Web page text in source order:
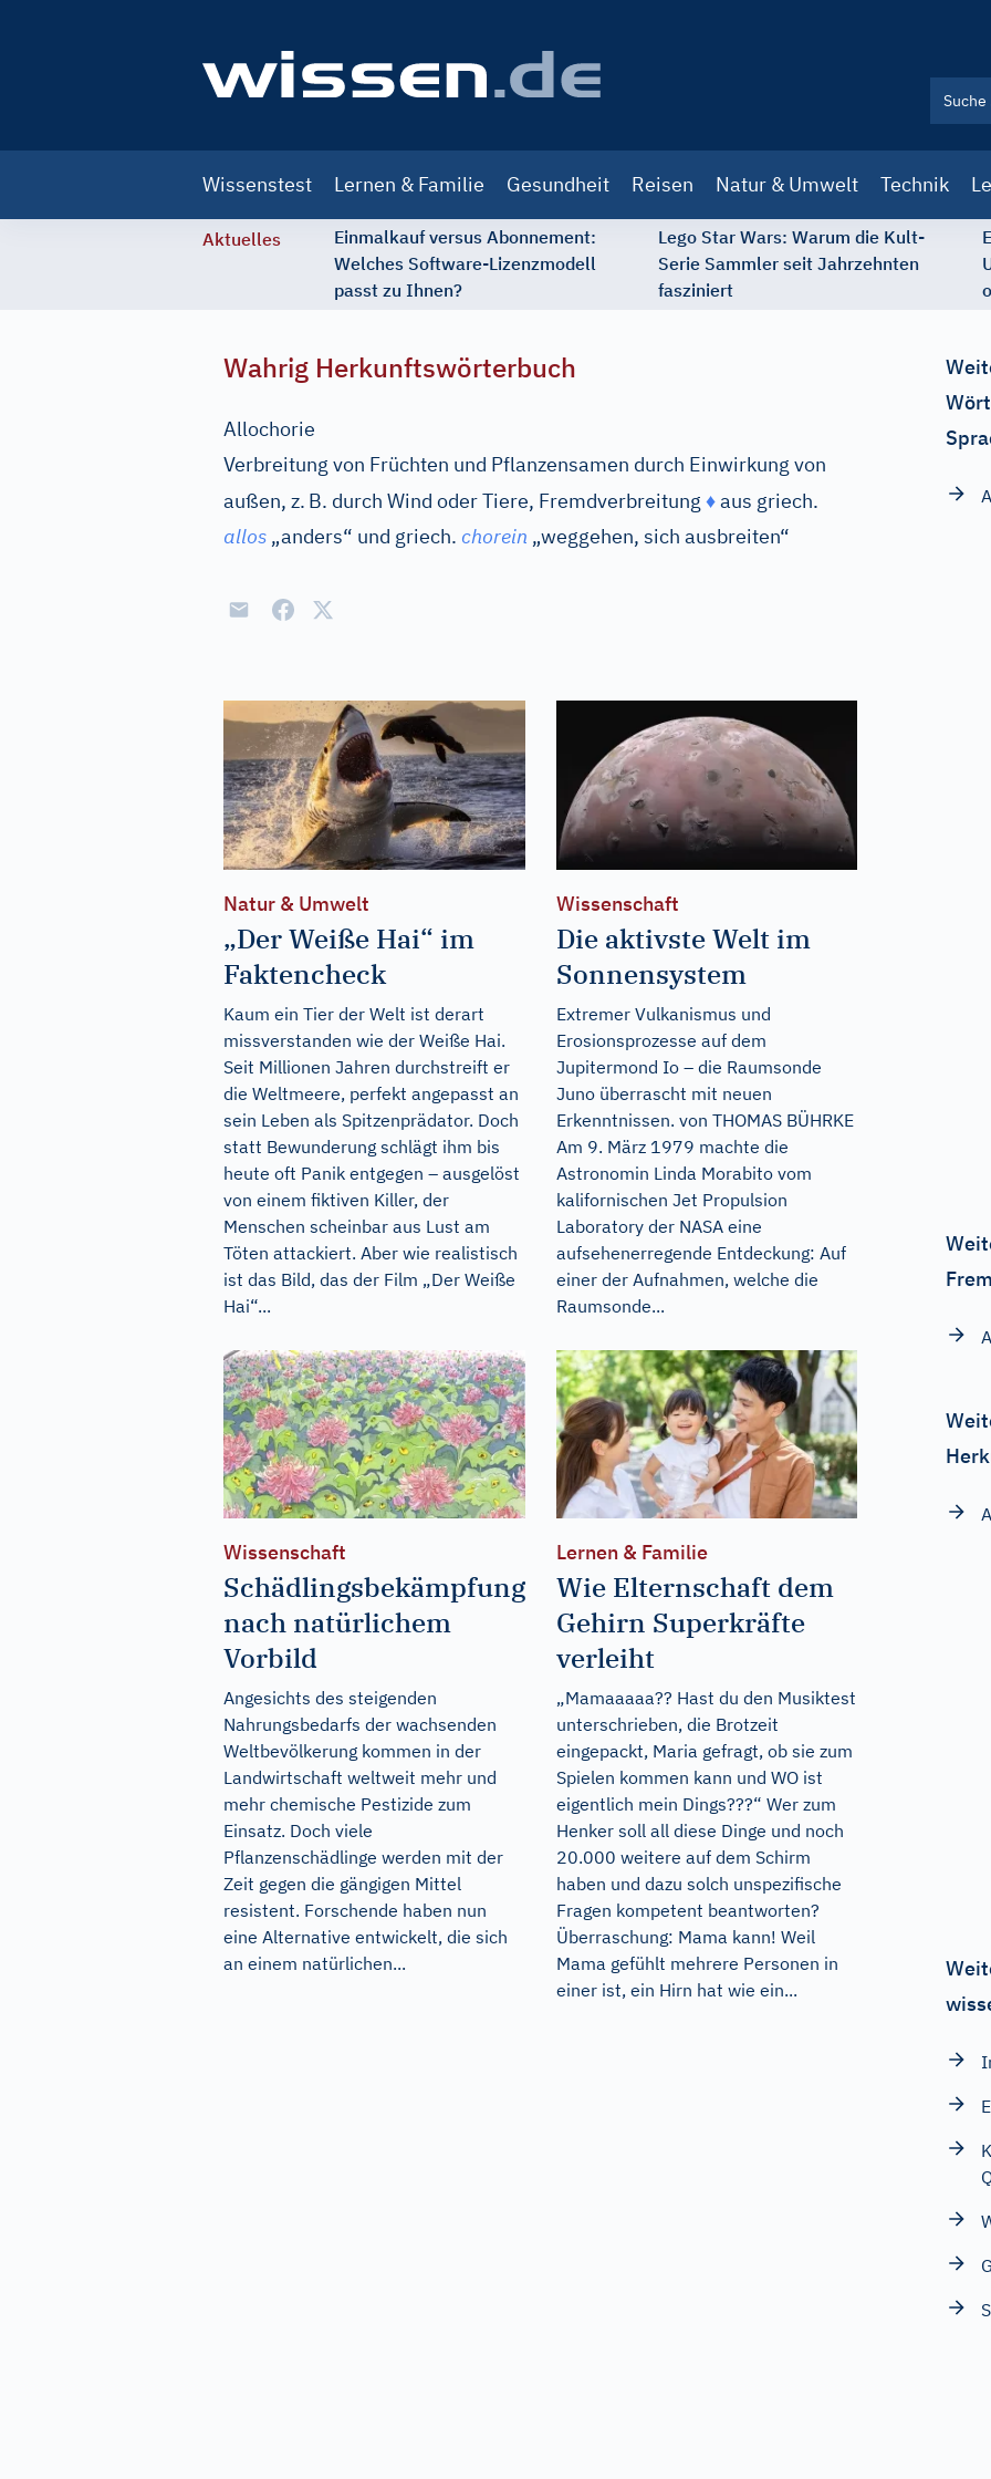
navigation
Wissenstest Lernen & Familie Gesundheit Reisen Natur & Umwelt Technik
Aktuelles
Einmalkauf versus Abonnement:
Welches Software-Lizenzmodell
passt zu Ihnen?
Lego Star Wars: Warum die Kult-
Serie Sammler seit Jahrzehnten
fasziniert
Wahrig Herkunftswörterbuch
Allochorie
Verbreitung von Früchten und Pflanzensamen durch Einwirkung von
außen, z. B. durch Wind oder Tiere, Fremdverbreitung ♦aus griech.
allos „anders“ und griech. chorein „weggehen, sich ausbreiten“
Natur & Umwelt
„Der Weiße Hai“ im
Faktencheck
Kaum ein Tier der Welt ist derart
missverstanden wie der Weiße Hai.
Seit Millionen Jahren durchstreift er
die Weltmeere, perfekt angepasst an
sein Leben als Spitzenprädator. Doch
statt Bewunderung schlägt ihm bis
heute oft Panik entgegen – ausgelöst
von einem fiktiven Killer, der
Menschen scheinbar aus Lust am
Töten attackiert. Aber wie realistisch
ist das Bild, das der Film „Der Weiße
Hai“...
Wissenschaft
Die aktivste Welt im
Sonnensystem
Extremer Vulkanismus und
Erosionsprozesse auf dem
Jupitermond Io – die Raumsonde
Juno überrascht mit neuen
Erkenntnissen. von THOMAS BÜHRKE
Am 9. März 1979 machte die
Astronomin Linda Morabito vom
kalifornischen Jet Propulsion
Laboratory der NASA eine
aufsehenerregende Entdeckung: Auf
einer der Aufnahmen, welche die
Raumsonde...
Wissenschaft
Schädlingsbekämpfung
nach natürlichem
Vorbild
Angesichts des steigenden
Nahrungsbedarfs der wachsenden
Weltbevölkerung kommen in der
Landwirtschaft weltweit mehr und
mehr chemische Pestizide zum
Einsatz. Doch viele
Pflanzenschädlinge werden mit der
Zeit gegen die gängigen Mittel
resistent. Forschende haben nun
eine Alternative entwickelt, die sich
an einem natürlichen...
Lernen & Familie
Wie Elternschaft dem
Gehirn Superkräfte
verleiht
„Mamaaaaa?? Hast du den Musiktest
unterschrieben, die Brotzeit
eingepackt, Maria gefragt, ob sie zum
Spielen kommen kann und WO ist
eigentlich mein Dings???“ Wer zum
Henker soll all diese Dinge und noch
20.000 weitere auf dem Schirm
haben und dazu solch unspezifische
Fragen kompetent beantworten?
Überraschung: Mama kann! Weil
Mama gefühlt mehrere Personen in
einer ist, ein Hirn hat wie ein...